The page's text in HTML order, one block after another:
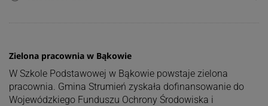
Zielona pracownia w Bąkowie
W Szkole Podstawowej w Bąkowie powstaje zielona
pracownia. Gmina Strumień zyskała dofinansowanie do
Wojewódzkiego Funduszu Ochrony Środowiska i